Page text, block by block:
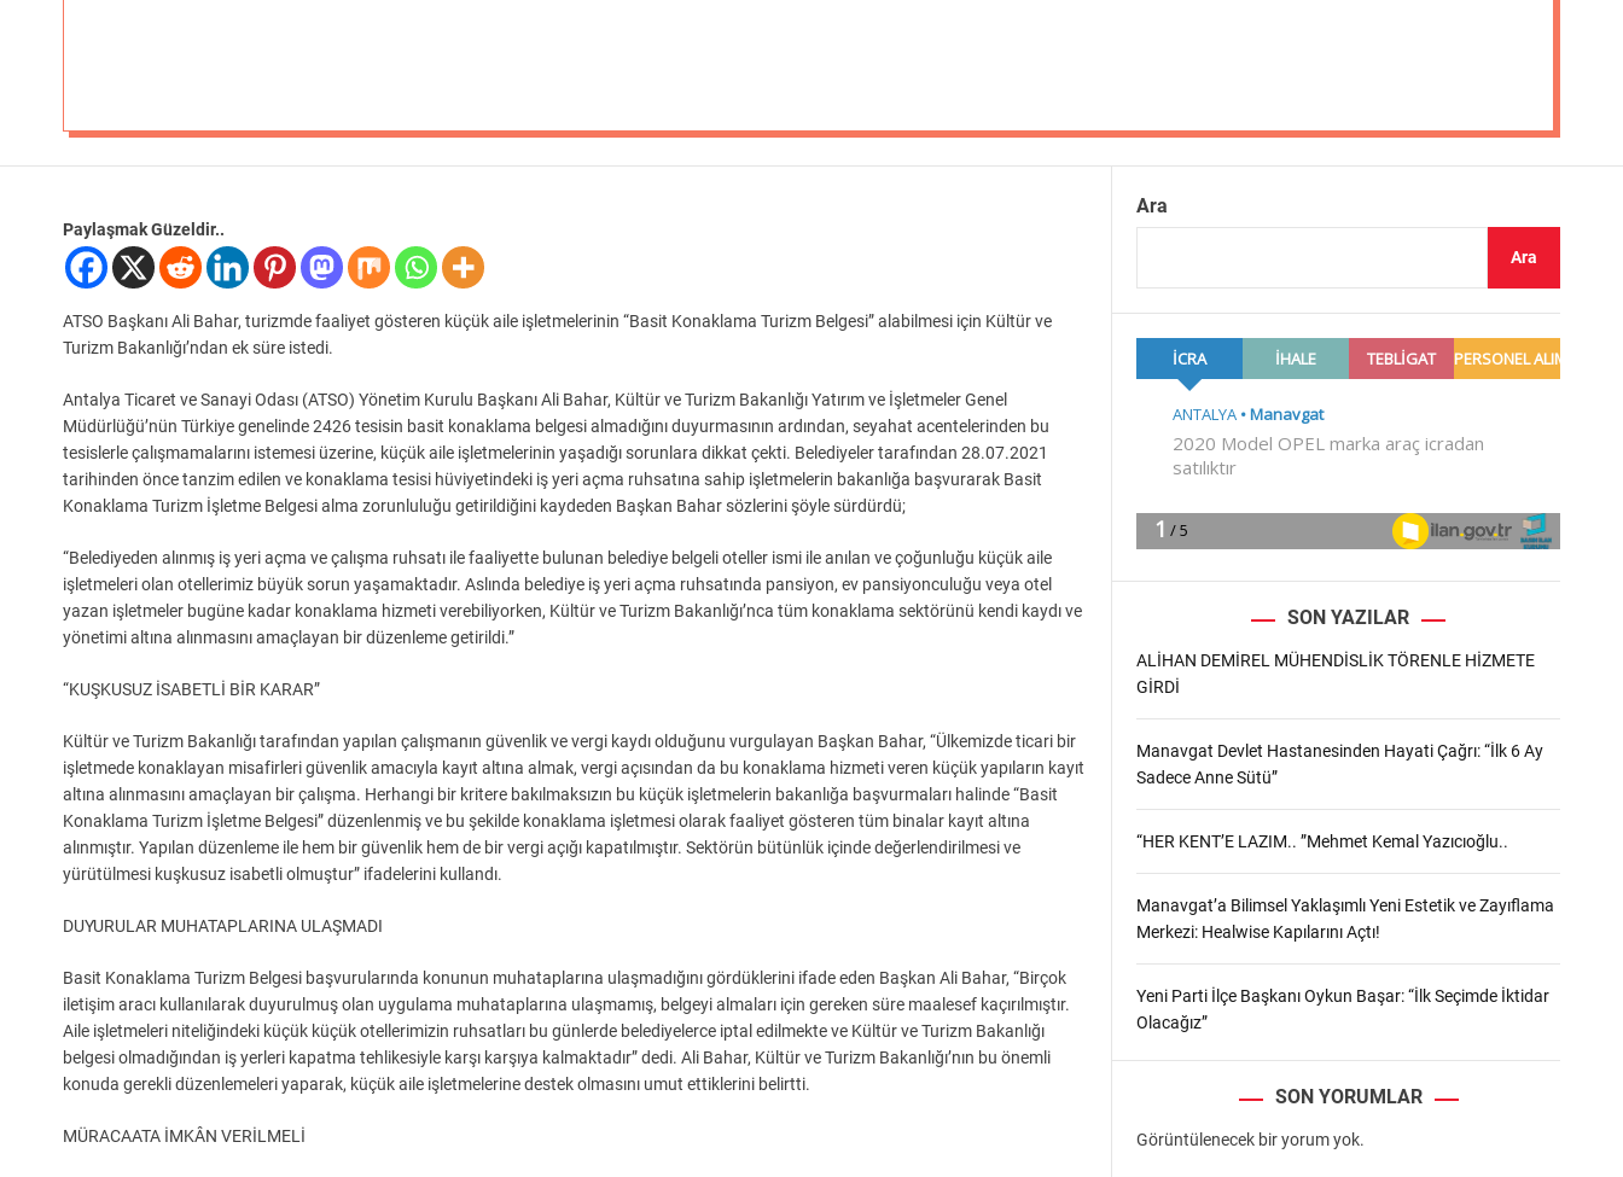
Paylaşmak Güzeldir..
ATSO Başkanı Ali Bahar, turizmde faaliyet gösteren küçük aile işletmelerinin “Basit Konaklama Turizm Belgesi” alabilmesi için Kültür ve
Turizm Bakanlığı’ndan ek süre istedi.
Antalya Ticaret ve Sanayi Odası (ATSO) Yönetim Kurulu Başkanı Ali Bahar, Kültür ve Turizm Bakanlığı Yatırım ve İşletmeler Genel
Müdürlüğü’nün Türkiye genelinde 2426 tesisin basit konaklama belgesi almadığını duyurmasının ardından, seyahat acentelerinden bu
tesislerle çalışmamalarını istemesi üzerine, küçük aile işletmelerinin yaşadığı sorunlara dikkat çekti. Belediyeler tarafından 28.07.2021
tarihinden önce tanzim edilen ve konaklama tesisi hüviyetindeki iş yeri açma ruhsatına sahip işletmelerin bakanlığa başvurarak Basit
Konaklama Turizm İşletme Belgesi alma zorunluluğu getirildiğini kaydeden Başkan Bahar sözlerini şöyle sürdürdü;
“Belediyeden alınmış iş yeri açma ve çalışma ruhsatı ile faaliyette bulunan belediye belgeli oteller ismi ile anılan ve çoğunluğu küçük aile
işletmeleri olan otellerimiz büyük sorun yaşamaktadır. Aslında belediye iş yeri açma ruhsatında pansiyon, ev pansiyonculuğu veya otel
yazan işletmeler bugüne kadar konaklama hizmeti verebiliyorken, Kültür ve Turizm Bakanlığı’nca tüm konaklama sektörünü kendi kaydı ve
yönetimi altına alınmasını amaçlayan bir düzenleme getirildi.”
“KUŞKUSUZ İSABETLİ BİR KARAR”
Kültür ve Turizm Bakanlığı tarafından yapılan çalışmanın güvenlik ve vergi kaydı olduğunu vurgulayan Başkan Bahar, “Ülkemizde ticari bir
işletmede konaklayan misafirleri güvenlik amacıyla kayıt altına almak, vergi açısından da bu konaklama hizmeti veren küçük yapıların kayıt
altına alınmasını amaçlayan bir çalışma. Herhangi bir kritere bakılmaksızın bu küçük işletmelerin bakanlığa başvurmaları halinde “Basit
Konaklama Turizm İşletme Belgesi” düzenlenmiş ve bu şekilde konaklama işletmesi olarak faaliyet gösteren tüm binalar kayıt altına
alınmıştır. Yapılan düzenleme ile hem bir güvenlik hem de bir vergi açığı kapatılmıştır. Sektörün bütünlük içinde değerlendirilmesi ve
yürütülmesi kuşkusuz isabetli olmuştur” ifadelerini kullandı.
DUYURULAR MUHATAPLARINA ULAŞMADI
Basit Konaklama Turizm Belgesi başvurularında konunun muhataplarına ulaşmadığını gördüklerini ifade eden Başkan Ali Bahar, “Birçok
iletişim aracı kullanılarak duyurulmuş olan uygulama muhataplarına ulaşmamış, belgeyi almaları için gereken süre maalesef kaçırılmıştır.
Aile işletmeleri niteliğindeki küçük küçük otellerimizin ruhsatları bu günlerde belediyelerce iptal edilmekte ve Kültür ve Turizm Bakanlığı
belgesi olmadığından iş yerleri kapatma tehlikesiyle karşı karşıya kalmaktadır” dedi. Ali Bahar, Kültür ve Turizm Bakanlığı’nın bu önemli
konuda gerekli düzenlemeleri yaparak, küçük aile işletmelerine destek olmasını umut ettiklerini belirtti.
MÜRACAATA İMKÂN VERİLMELİ
Ara
Ara
SON YAZILAR
ALİHAN DEMİREL MÜHENDİSLİK TÖRENLE HİZMETE
GİRDİ
Manavgat Devlet Hastanesinden Hayati Çağrı: “İlk 6 Ay
Sadece Anne Sütü”
“HER KENT’E LAZIM.. ”Mehmet Kemal Yazıcıoğlu..
Manavgat’a Bilimsel Yaklaşımlı Yeni Estetik ve Zayıflama
Merkezi: Healwise Kapılarını Açtı!
Yeni Parti İlçe Başkanı Oykun Başar: “İlk Seçimde İktidar
Olacağız”
SON YORUMLAR
Görüntülenecek bir yorum yok.